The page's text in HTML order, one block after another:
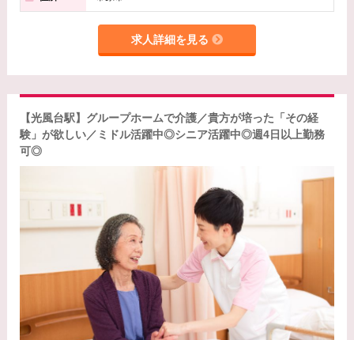
求人詳細を見る
【光風台駅】グループホームで介護／貴方が培った「その経
験」が欲しい／ミドル活躍中◎シニア活躍中◎週4日以上勤務
可◎